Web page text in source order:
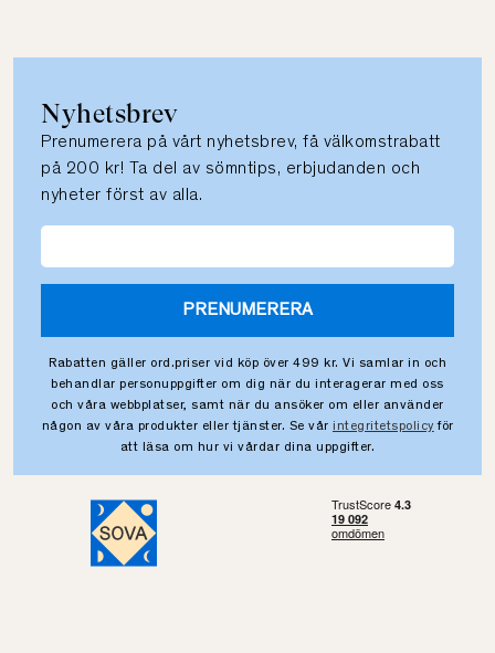
Nyhetsbrev
Prenumerera på vårt nyhetsbrev, få välkomstrabatt
på 200 kr! Ta del av sömntips, erbjudanden och
nyheter först av alla.
PRENUMERERA
Rabatten gäller ord.priser vid köp över 499 kr. Vi samlar in och
behandlar personuppgifter om dig när du interagerar med oss
och våra webbplatser, samt när du ansöker om eller använder
någon av våra produkter eller tjänster. Se vår integritetspolicy för
att läsa om hur vi vårdar dina uppgifter.